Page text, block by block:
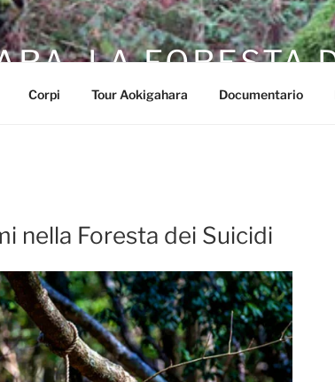
LA FORESTA
Corpi Tour Aokigahara Documentario
nella Foresta dei Suicidi